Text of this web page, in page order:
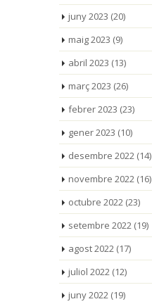
juny 2023 (20)
maig 2023 (9)
abril 2023 (13)
març 2023 (26)
febrer 2023 (23)
gener 2023 (10)
desembre 2022(14)
novembre 2022(16)
octubre 2022(23)
setembre 2022(19)
agost 2022(17)
juliol 2022(12)
juny 2022(19)